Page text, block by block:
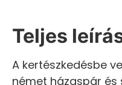
Teljes
A kertészkedésbe
német házaspár és